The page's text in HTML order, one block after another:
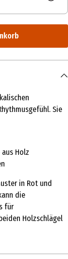
Sie
Holz
in Rot und
die
für
Holzschlägel